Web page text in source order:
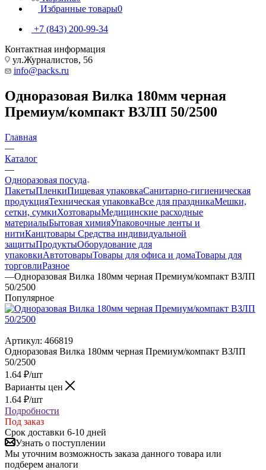
Избранные товары0
+7 (843) 200-99-34
Контактная информация
ул.Журналистов, 56
info@packs.ru
Одноразовая Вилка 180мм черная
Премиум/компакт ВЗЛП 50/2500
Главная
—
Каталог
—
Одноразовая посуда
ПакетыПленкиПищевая упаковкаСанитарно-гигиеническая
продукцияТехническая упаковкаВсе для праздникаМешки,
сетки, сумкиХозтоварыМедицинские расходные
материалыБытовая химияУпаковочные ленты и
нитиКанцтовары Средства индивидуальной
защитыПродуктыОборудование для
упаковкиАвтотоварыТовары для офиса и домаТовары для
торговлиРазное
—Одноразовая Вилка 180мм черная Премиум/компакт ВЗЛП
50/2500
Популярное
Артикул: 466819
Одноразовая Вилка 180мм черная Премиум/компакт ВЗЛП
50/2500
1.64 ₽/шт
Варианты цен
1.64 ₽/шт
Подробности
Под заказ
Срок доставки 6-10 дней
Узнать о поступлении
Мы уточним возможность заказа данного товара или
подберем аналоги